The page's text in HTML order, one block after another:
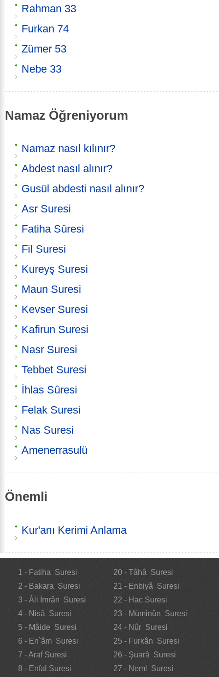
Rahman 33
Furkan 74
Zümer 53
Nebe 33
Namaz Öğreniyorum
Namaz nasıl kılınır?
Abdest nasıl alınır?
Gusül abdesti nasıl alınır?
Asr Suresi
Fatiha Sûresi
Fil Suresi
Kureyş Suresi
Maun Suresi
Kevser Suresi
Kafirun Suresi
Nasr Suresi
Tebbet Suresi
İhlas Sûresi
Felak Suresi
Nas Suresi
Amenerrasulü
Önemli
Kur'anı Kerimi Anlama
1 - Fatiha Suresi
2 - Bakara Suresi
3 - Âli İmrân Suresi
4 - Nisâ Suresi
5 - Mâide Suresi
6 - En`âm Suresi
7 - Araf Suresi
8 - Enfal Suresi
20 - Tâhâ Suresi
21 - Enbiyâ Suresi
22 - Hac Suresi
23 - Müminûn Suresi
24 - Nûr Suresi
25 - Furkân Suresi
26 - Şuarâ Suresi
27 - Neml Suresi